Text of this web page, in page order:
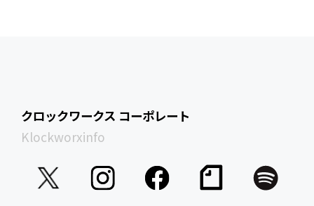
クロックワークス コーポレート
Klockworxinfo